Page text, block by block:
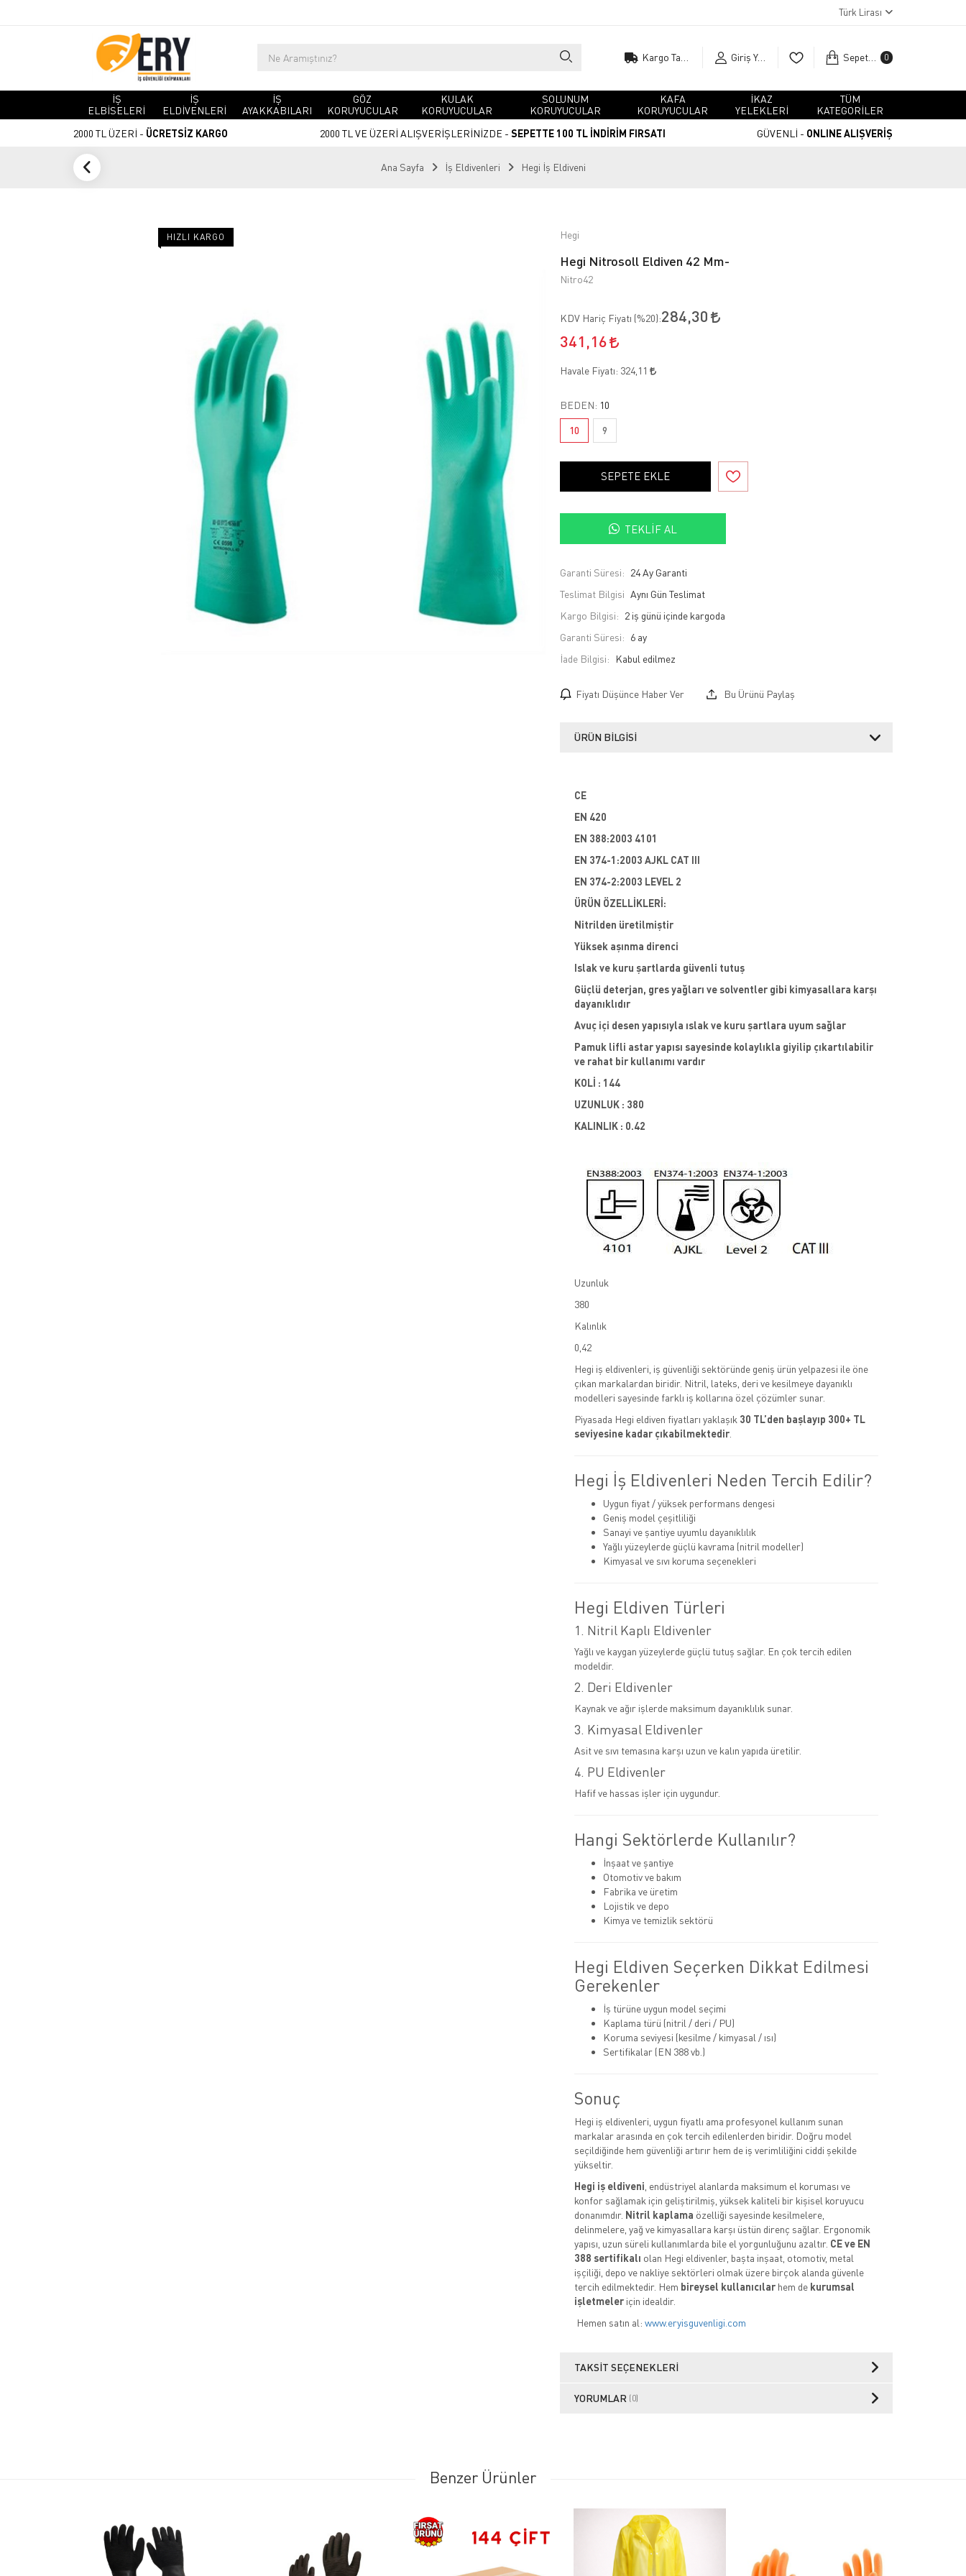
Türk Lirası
Giriş Yap Sepetim 0
İŞ
ELBİSELERİ
İŞ
ELDİVENLERİ
İŞ
AYAKKABILARI
GÖZ
KORUYUCULAR
KULAK
KORUYUCULAR
SOLUNUM
KORUYUCULAR
KAFA
KORUYUCULAR
İKAZ
YELEKLERİ
TÜM
KATEGORİLER
2000 TL ÜZERİ - ÜCRETSİZ KARGO 2000 TL VE ÜZERİ ALIŞVERİŞLERİNİZDE - SEPETTE 100 TL İNDİRİM FIRSATI GÜVENLİ - ONLINE ALIŞVERİŞ
Ana Sayfa İş Eldivenleri Hegi İş Eldiveni
HIZLI KARGO Hegi
Hegi Nitrosoll Eldiven 42 Mm-
Nitro42
KDV Hariç Fiyatı (%20):284,30
341,16
Havale Fiyatı: 324,11
BEDEN: 10
10 9
SEPETE EKLE
TEKLIF AL
Garanti Süresi: 24 Ay Garanti
Teslimat Bilgisi Aynı Gün Teslimat
Kargo Bilgisi: 2 iş günü içinde kargoda
Garanti Süresi: 6 ay
İade Bilgisi:
Fiyatı Düşünce Haber Ver Bu Ürünü Paylaş
ÜRÜN BILGISI
CE
EN 420
EN 388:2003 4101
EN 374-1:2003 AJKL CAT III
EN 374-2:2003 LEVEL 2
ÜRÜN ÖZELLİKLERİ:
Nitrilden üretilmiştir
Yüksek aşınma direnci
Islak ve kuru şartlarda güvenli tutuş
Güçlü deterjan, gres yağları ve solventler gibi kimyasallara karşı
dayanıklıdır
Avuç içi desen yapısıyla ıslak ve kuru şartlara uyum sağlar
Pamuk lifli astar yapısı sayesinde kolaylıkla giyilip çıkartılabilir
ve rahat bir kullanımı vardır
KOLİ : 144
UZUNLUK : 380
KALINLIK : 0.42
Uzunluk
380
Kalınlık
0,42
Hegi iş eldivenleri, iş güvenliği sektöründe geniş ürün yelpazesi ile öne
çıkan markalardan biridir. Nitril, lateks, deri ve kesilmeye dayanıklı
modelleri sayesinde farklı iş kollarına özel çözümler sunar.
Piyasada Hegi eldiven fiyatları yaklaşık 30 TL’den başlayıp 300+ TL
seviyesine kadar çıkabilmektedir.
Hegi İş Eldivenleri Neden Tercih Edilir?
Uygun fiyat / yüksek performans dengesi
Geniş model çeşitliliği
Sanayi ve şantiye uyumlu dayanıklılık
Yağlı yüzeylerde güçlü kavrama (nitril modeller)
Kimyasal ve sıvı koruma seçenekleri
Hegi Eldiven Türleri
1. Nitril Kaplı Eldivenler
Yağlı ve kaygan yüzeylerde güçlü tutuş sağlar. En çok tercih edilen
modeldir.
2. Deri Eldivenler
Kaynak ve ağır işlerde maksimum dayanıklılık sunar.
3. Kimyasal Eldivenler
Asit ve sıvı temasına karşı uzun ve kalın yapıda üretilir.
4. PU Eldivenler
Hafif ve hassas işler için uygundur.
Hangi Sektörlerde Kullanılır?
İnşaat ve şantiye
Otomotiv ve bakım
Fabrika ve üretim
Lojistik ve depo
Kimya ve temizlik sektörü
Hegi Eldiven Seçerken Dikkat Edilmesi
Gerekenler
İş türüne uygun model seçimi
Kaplama türü (nitril / deri / PU)
Koruma seviyesi (kesilme / kimyasal / ısı)
Sertifikalar (EN 388 vb.)
Sonuç
Hegi iş eldivenleri, uygun fiyatlı ama profesyonel kullanım sunan
markalar arasında en çok tercih edilenlerden biridir. Doğru model
seçildiğinde hem güvenliği artırır hem de iş verimliliğini ciddi şekilde
yükseltir.
Hegi iş eldiveni , endüstriyel alanlarda maksimum el koruması ve
konfor sağlamak için geliştirilmiş, yüksek kaliteli bir kişisel koruyucu
donanımdır. Nitril kaplama özelliği sayesinde kesilmelere,
delinmelere, yağ ve kimyasallara karşı üstün direnç sağlar. Ergonomik
yapısı, uzun süreli kullanımlarda bile el yorgunluğunu azaltır. CE ve EN
388 sertifikalı olan Hegi eldivenler, başta inşaat, otomotiv, metal
işçiliği, depo ve nakliye sektörleri olmak üzere birçok alanda güvenle
tercih edilmektedir. Hem bireysel kullanıcılarhem de kurumsal
işletmeleriçin idealdir.
Hemen satın al: www.eryisguvenligi.com
TAKSIT SEÇENEKLERI
YORUMLAR (0)
Benzer Ürünler